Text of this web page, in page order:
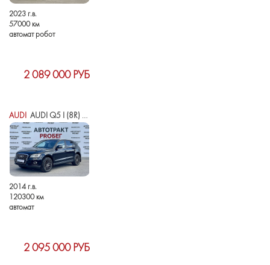
2023 г.в.
57000 км
автомат робот
2 089 000 РУБ
AUDI AUDI Q5 I (8R) РЕСТАЙЛИНГ
2014 г.в.
120300 км
автомат
2 095 000 РУБ